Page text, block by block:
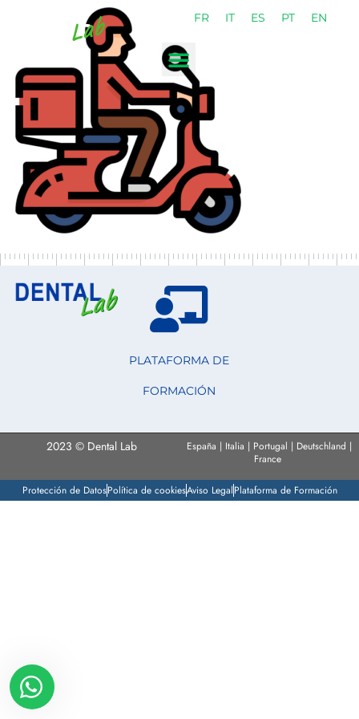
FR IT ES PT EN
PLATAFORMA DE
FORMACIÓN
2023 © Dental Lab
España | Italia | Portugal | Deutschland |
France
Protección de DatosPolítica de cookiesAviso LegalPlataforma de Formación